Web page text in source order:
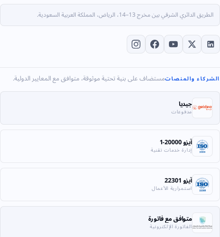
الطريق الدائري الشرقي بين مخرج 13–14، الرياض، المملكة العربية السعودية.
الشركاء والمنصاتمستضاف على بنية تحتية موثوقة، متوافق مع المعايير الدولية.
جيديا
مدفوعات
آيزو 20000-1
إدارة خدمات تقنية
آيزو 22301
استمرارية الأعمال
متوافق مع فاتورة
الفاتورة الإلكترونية